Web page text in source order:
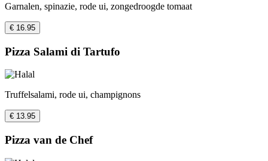
Garnalen, spinazie, rode ui, zongedroogde tomaat
€ 16.95
Pizza Salami di Tartufo
Truffelsalami, rode ui, champignons
€ 13.95
Pizza van de Chef